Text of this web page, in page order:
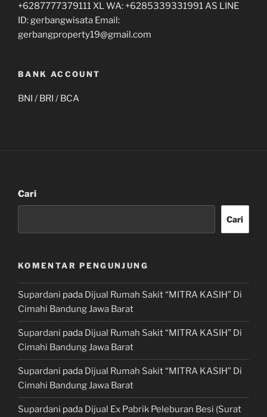
+6287777379111 XL WA: +6285339331991 AS LINE
ID: gerbangwisata Email:
gerbangproperty19@gmail.com
BANK ACCOUNT
BNI / BRI / BCA
Cari
Cari
KOMENTAR PENGUNJUNG
Supardani pada Dijual Rumah Sakit “MITRA KASIH” Di
Cimahi Bandung Jawa Barat
Supardani pada Dijual Rumah Sakit “MITRA KASIH” Di
Cimahi Bandung Jawa Barat
Supardani pada Dijual Rumah Sakit “MITRA KASIH” Di
Cimahi Bandung Jawa Barat
Supardani pada Dijual Ex Pabrik Peleburan Besi (Surat